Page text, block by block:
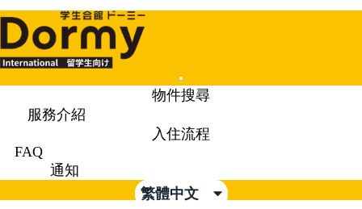
Mobile
Menu
物件搜尋
服務介紹
入住流程
FAQ
通知
繁體中文